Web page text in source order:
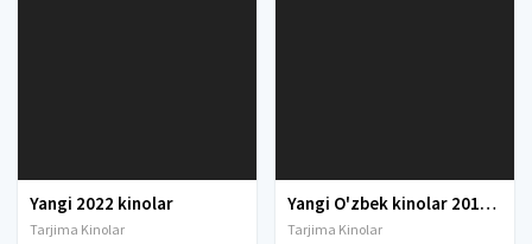
Yangi 2022 kinolar
Tarjima Kinolar
Yangi O'zbek kinolar 2010-2011-2012-2013-2014-2015-2016-2017-2018-2019-2020-2021-2022-2023-2024-2025 O'zbek tilida Uzbek tarjima Full HD
Tarjima Kinolar